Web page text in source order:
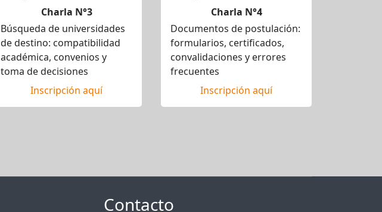
Charla N°3
Búsqueda de universidades
de destino: compatibilidad
académica, convenios y
toma de decisiones
Inscripción aquí
Charla N°4
Documentos de postulación:
formularios, certificados,
convalidaciones y errores
frecuentes
Inscripción aquí
Contacto